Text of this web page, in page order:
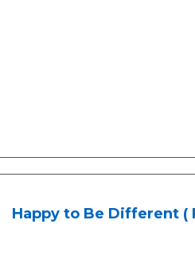
Happy to Be Different (